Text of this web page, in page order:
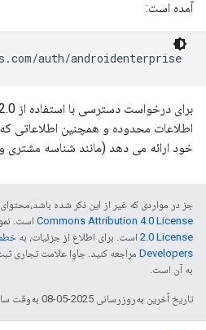
آمده است:
auth/androidenterprise
خود ارائه می دهد (مانند شناسه مشتری
جز در مواردی که غیر از این ذکر شده
Commons Attribution 4.0 License است.
2.0 License است. برای اطلاع از جزئیات، به
Developers‏
به آن است.
تاریخ آخرین به‌روزرسانی 2025-05-08 به‌وقت ساعت هماهنگ جهانی.